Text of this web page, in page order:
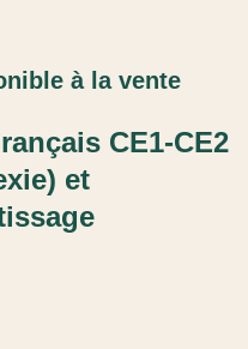
CE1-CE2
et
à la vente